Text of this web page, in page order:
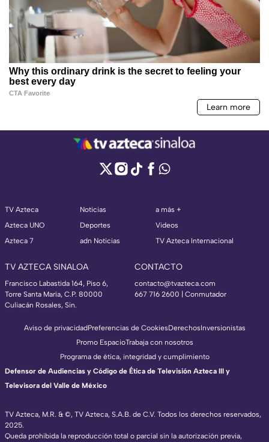
TV Azteca
Azteca UNO
Azteca 7
Noticias
Deportes
adn Noticias
a más +
Videos
TV Azteca Internacional
TV AZTECA SINALOA
Francisco Labastida 164, Piso 6,
Torre Santa María, C.P. 80000
Culiacán Rosales, Sin.
CONTACTO
contacto@tvazteca.com
667 716 2600 | Conmutador
TV Azteca, M.R. & ©, TV Azteca, S.A.B. de C.V. Todos los derechos reservados,
2025.
Queda prohibida la reproducción total o parcial sin la autorización previa,
Aviso de privacidadPreferencias de CookiesDerechosInversionistas
Promo EspacioTrabaja con nosotros
Programa de ética, integridad y cumplimiento
Defensor de Audiencias y Código de Ética de Televisión Azteca III y
Televisora del Valle de México